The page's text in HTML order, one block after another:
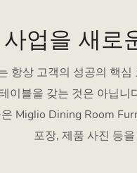
업을 새로
항상 고객의 성공의 핵
이블을 갖는 것은 아닙
Miglio Dining Room
포장, 제품 사진 등